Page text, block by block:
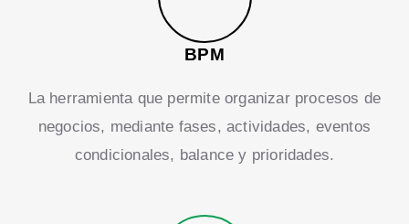
BPM
La herramienta que permite organizar procesos de
negocios, mediante fases, actividades, eventos
condicionales, balance y prioridades.